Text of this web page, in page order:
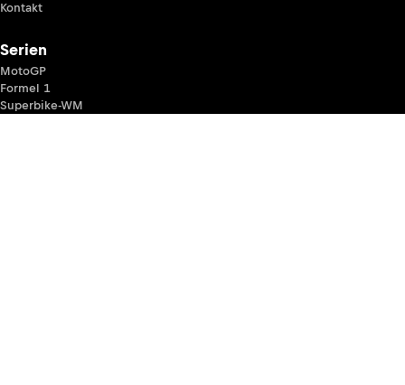
Kontakt
Serien
MotoGP
Formel 1
Superbike-WM